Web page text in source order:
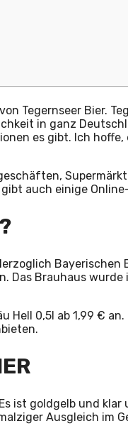
Tegernseer Bier.
in ganz
es gibt. Ich
auch einige
Bayerischen
Das Brauhaus
Hell 0,5l ab 1,99 €
ist goldgelb und
Ausgleich im